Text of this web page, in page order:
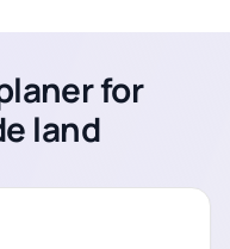
for
land